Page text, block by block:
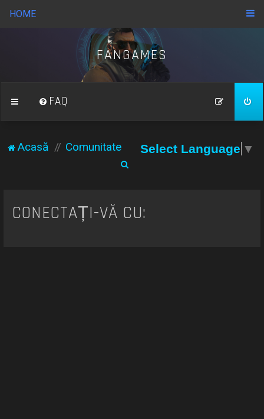
HOME
FANGAMES
FAQ
Acasă Comunitate Select Language ▼
t
CONECTAȚI-VĂ CU: